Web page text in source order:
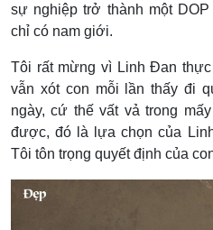
sự nghiệp trở thành một
chỉ có nam giới.
Tôi rất mừng vì Linh Đan
vẫn xót con mỗi lần thấy đi
ngày, cứ thế vất vả trong
được, đó là lựa chọn của
Tôi tôn trọng quyết định của